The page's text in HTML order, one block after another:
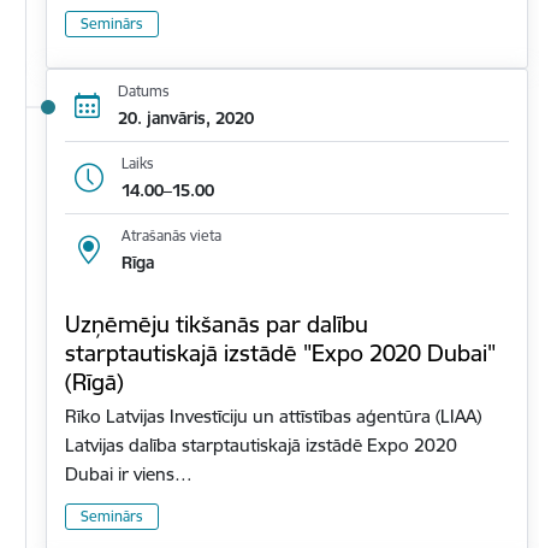
Seminārs
Datums
20. janvāris, 2020
Laiks
14.00–15.00
Atrašanās vieta
Rīga
Uzņēmēju tikšanās par dalību
starptautiskajā izstādē "Expo 2020 Dubai"
(Rīgā)
Rīko Latvijas Investīciju un attīstības aģentūra (LIAA)
Latvijas dalība starptautiskajā izstādē Expo 2020
Dubai ir viens…
Seminārs